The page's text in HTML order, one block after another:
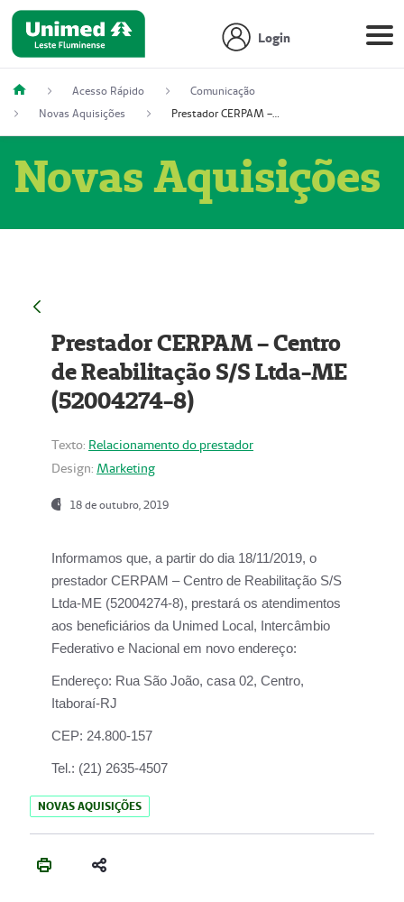
Login
Acesso Rápido
Comunicação
Novas Aquisições
Prestador CERPAM – Centro de Reabilitação S/S Ltda-ME (52004274-8)
Novas Aquisições
Prestador CERPAM – Centro
de Reabilitação S/S Ltda-ME
(52004274-8)
Texto: Relacionamento do prestador
Design: Marketing
18 de outubro, 2019
Informamos que, a partir do dia 18/11/2019, o
prestador CERPAM – Centro de Reabilitação S/S
Ltda-ME (52004274-8), prestará os atendimentos
aos beneficiários da Unimed Local, Intercâmbio
Federativo e Nacional em novo endereço:
Endereço: Rua São João, casa 02, Centro,
Itaboraí-RJ
CEP: 24.800-157
Tel.: (21) 2635-4507
NOVAS AQUISIÇÕES